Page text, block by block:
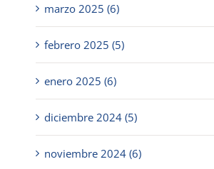
marzo 2025 (6)
febrero 2025 (5)
enero 2025 (6)
diciembre 2024 (5)
noviembre 2024 (6)